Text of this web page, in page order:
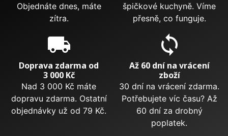
Objednáte dnes, máte
zítra.
špičkové kuchyně. Víme
přesně, co funguje.
local_shipping
Doprava zdarma od
3 000 Kč
Nad 3 000 Kč máte
dopravu zdarma. Ostatní
objednávky už od 79 Kč.
sync
Až 60 dní na vrácení
zboží
30 dní na vrácení zdarma.
Potřebujete víc času? Až
60 dní za drobný
poplatek.